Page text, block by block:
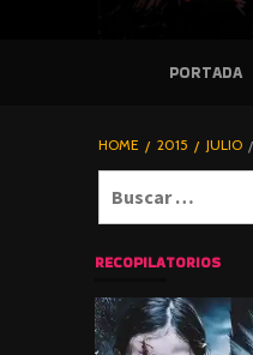
⋆
PORTADA
HOME 2015 JULIO
RECOPILATORIOS